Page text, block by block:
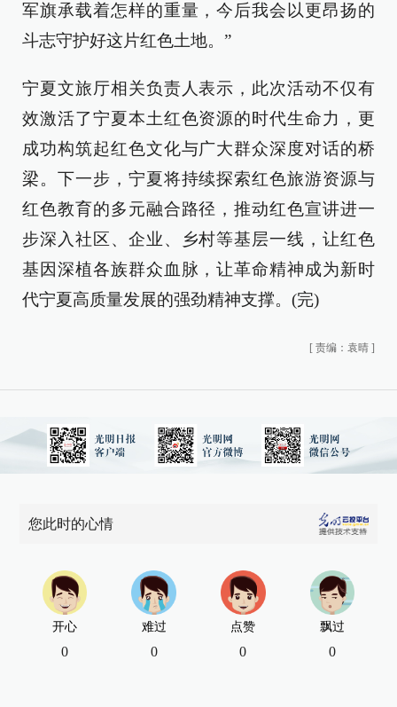
军旗承载着怎样的重量，今后我会以更昂扬的
斗志守护好这片红色土地。”
宁夏文旅厅相关负责人表示，此次活动不仅有
效激活了宁夏本土红色资源的时代生命力，更
成功构筑起红色文化与广大群众深度对话的桥
梁。下一步，宁夏将持续探索红色旅游资源与
红色教育的多元融合路径，推动红色宣讲进一
步深入社区、企业、乡村等基层一线，让红色
基因深植各族群众血脉，让革命精神成为新时
代宁夏高质量发展的强劲精神支撑。(完)
[ 责编：袁晴 ]
您此时的心情
开心
0
难过
0
点赞
0
飘过
0